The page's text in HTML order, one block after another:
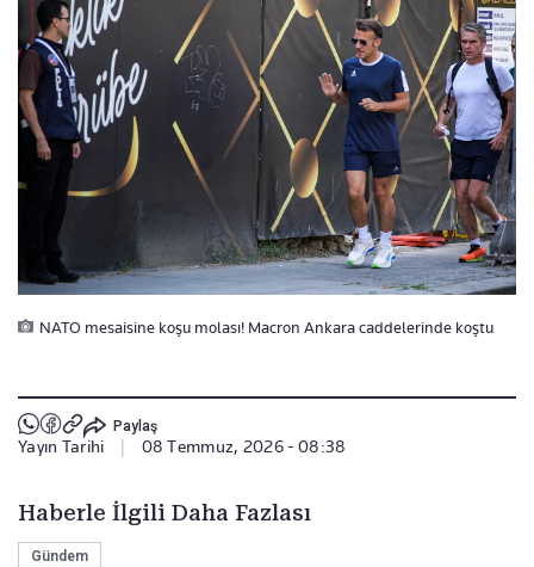
NATO mesaisine koşu molası! Macron Ankara caddelerinde koştu
Paylaş
Yayın Tarihi 08 Temmuz, 2026 - 08:38
Haberle İlgili Daha Fazlası
Gündem